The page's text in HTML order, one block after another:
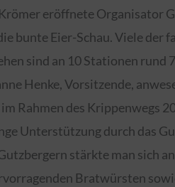
eröffnete Organisator
bunte Eier-Schau. Viele
sind an 10 Stationen rund
Henke, Vorsitzende,
Rahmen des Krippenwegs
Unterstützung durch das
stärkte man sich
Bratwürsten